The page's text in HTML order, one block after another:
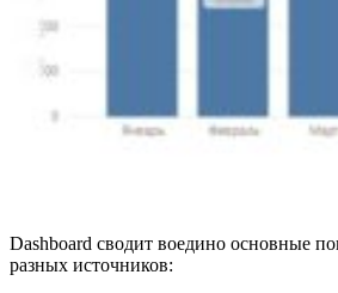
Dashboard сводит воедино основные
разных источников: